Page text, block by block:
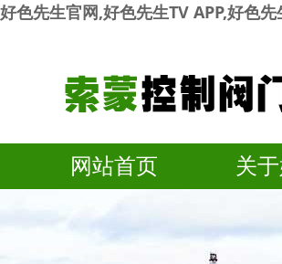
好色先生官网,好色先生TV APP,好色
网站首页 关